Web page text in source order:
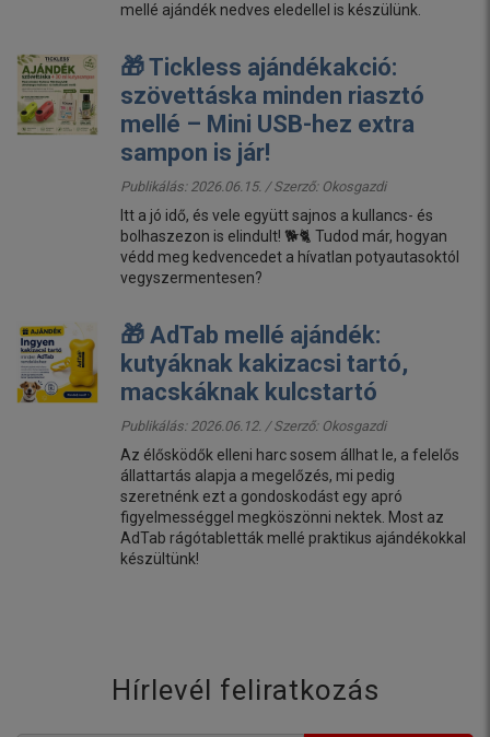
mellé ajándék nedves eledellel is készülünk.
🎁 Tickless ajándékakció:
szövettáska minden riasztó
mellé – Mini USB-hez extra
sampon is jár!
Publikálás: 2026.06.15. / Szerző: Okosgazdi
Itt a jó idő, és vele együtt sajnos a kullancs- és
bolhaszezon is elindult! 🐕🐈 Tudod már, hogyan
védd meg kedvencedet a hívatlan potyautasoktól
vegyszermentesen?
🎁 AdTab mellé ajándék:
kutyáknak kakizacsi tartó,
macskáknak kulcstartó
Publikálás: 2026.06.12. / Szerző: Okosgazdi
Az élősködők elleni harc sosem állhat le, a felelős
állattartás alapja a megelőzés, mi pedig
szeretnénk ezt a gondoskodást egy apró
figyelmességgel megköszönni nektek. Most az
AdTab rágótabletták mellé praktikus ajándékokkal
készültünk!
Hírlevél feliratkozás